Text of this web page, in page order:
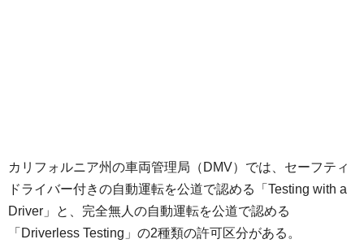
カリフォルニア州の車両管理局（DMV）では、セーフティ
ドライバー付きの自動運転を公道で認める「Testing with a
Driver」と、完全無人の自動運転を公道で認める
「Driverless Testing」の2種類の許可区分がある。